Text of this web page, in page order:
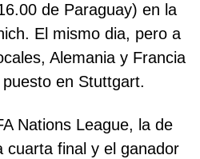
de Paraguay) en la
El mismo dia, pero a
Alemania y Francia
en Stuttgart.
Nations League, la de
cuarta final y el ganador